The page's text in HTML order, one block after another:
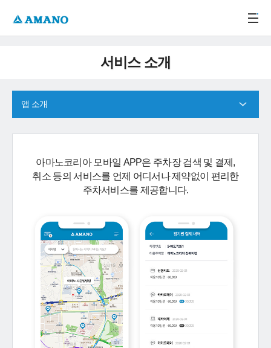
서비스 소개
앱 소개
아마노코리아 모바일 APP은 주차장 검색 및 결제,
취소 등의 서비스를 언제 어디서나 제약없이 편리한
주차서비스를 제공합니다.